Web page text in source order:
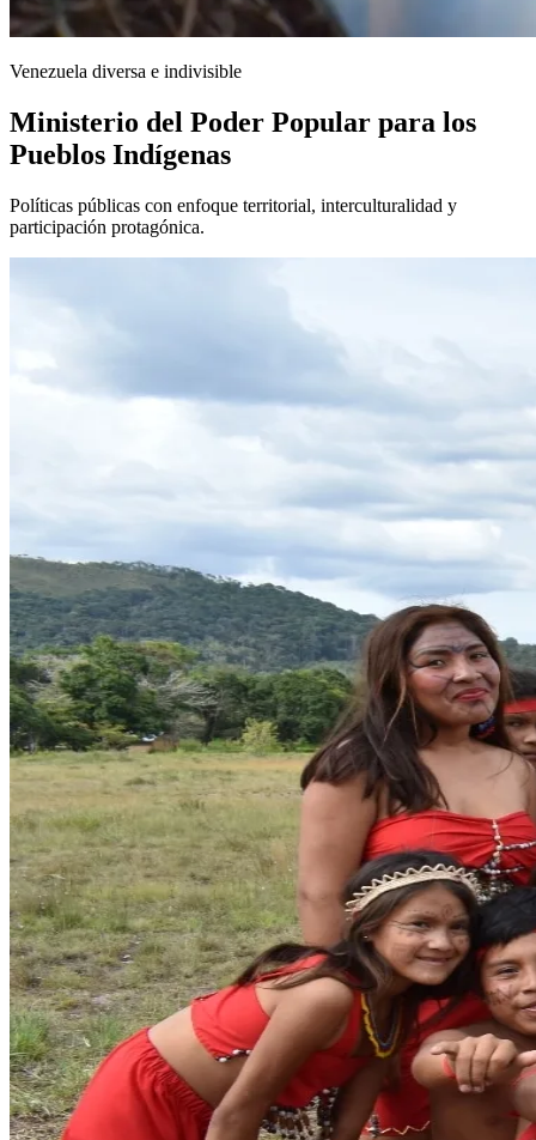
Venezuela diversa e indivisible
Ministerio del Poder Popular para los
Pueblos Indígenas
Políticas públicas con enfoque territorial, interculturalidad y
participación protagónica.